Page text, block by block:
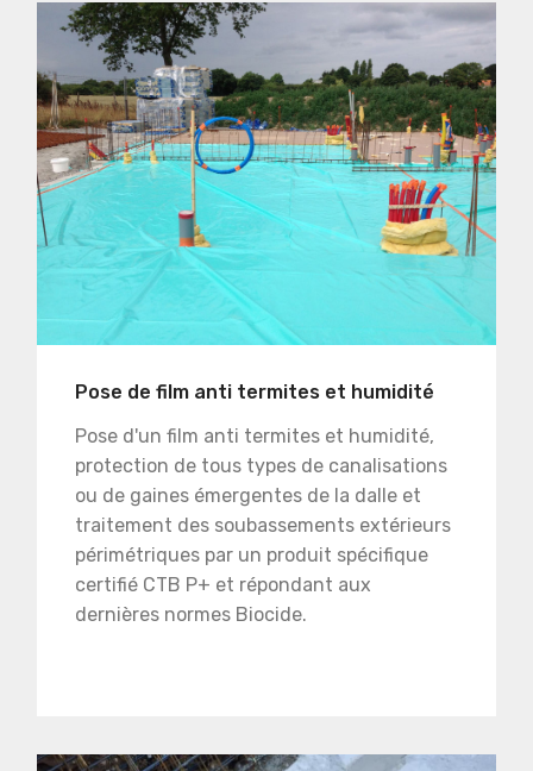
Pose de film anti termites et humidité
Pose d'un film anti termites et humidité,
protection de tous types de canalisations
ou de gaines émergentes de la dalle et
traitement des soubassements extérieurs
périmétriques par un produit spécifique
certifié CTB P+ et répondant aux
dernières normes Biocide.